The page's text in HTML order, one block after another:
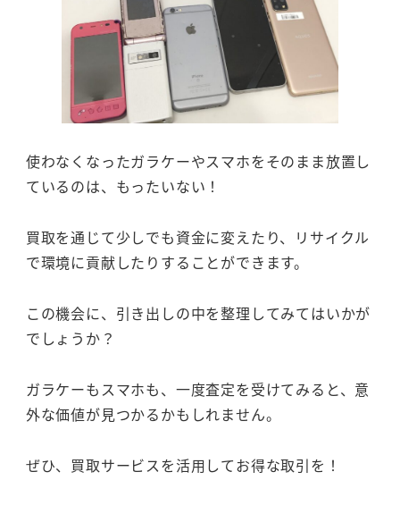
使わなくなったガラケーやスマホをそのまま放置し
ているのは、もったいない！
買取を通じて少しでも資金に変えたり、リサイクル
で環境に貢献したりすることができます。
この機会に、引き出しの中を整理してみてはいかが
でしょうか？
ガラケーもスマホも、一度査定を受けてみると、意
外な価値が見つかるかもしれません。
ぜひ、買取サービスを活用してお得な取引を！